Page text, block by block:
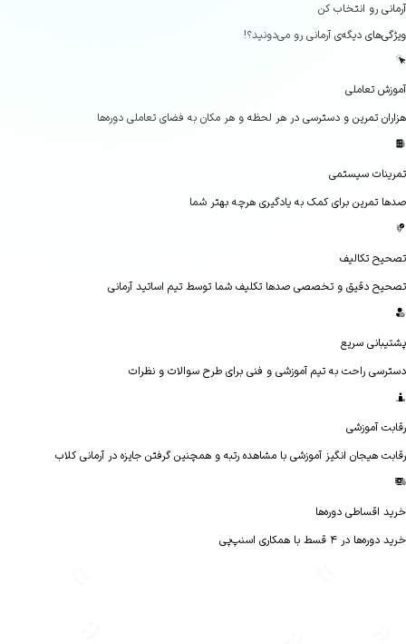
رو انتخاب کن
دیگه‌ی آرمانی رو می‌دونید؟!
تعاملی
تمرین و دسترسی در هر لحظه و هر مکان به فضای تعاملی دوره‌ها
سیستمی
تمرین برای کمک به یادگیری هرچه بهتر شما
تکالیف
دقیق و تخصصی صدها تکلیف شما توسط تیم اساتید آرمانی
سریع
راحت به تیم آموزشی و فنی برای طرح سوالات و نظرات
آموزشی
هیجان انگیز آموزشی با مشاهده رتبه و همچنین گرفتن جایزه در آرمانی کلاب
اقساطی دوره‌ها
در ۴ قسط با همکاری اسنپ‌پی